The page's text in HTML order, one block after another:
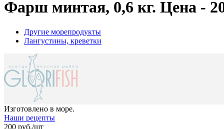
Фарш минтая, 0,6 кг. Цена -
Другие морепродукты
Лангустины, креветки
Изготовлено в море.
Наши рецепты
200 руб./шт